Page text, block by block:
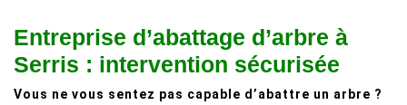
Entreprise d’abattage d’arbre à
Serris : intervention sécurisée
Vous ne vous sentez pas capable d’abattre un arbre ?